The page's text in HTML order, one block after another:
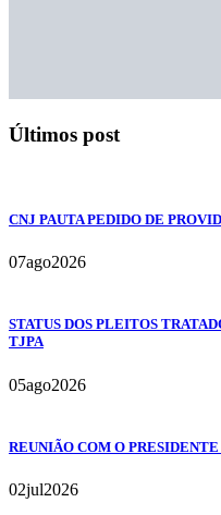
Últimos post
CNJ PAUTA PEDIDO DE
07ago2026
STATUS DOS PLEITOS
TJPA
05ago2026
REUNIÃO COM O
02jul2026